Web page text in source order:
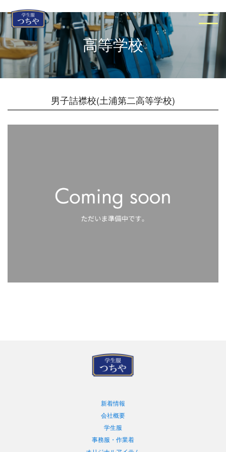
高等学校
男子詰襟校(土浦第二高等学校)
新着情報
会社概要
学生服
事務服・作業着